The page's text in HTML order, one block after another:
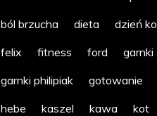
ból brzucha
dieta
dzień
felix
fitness ford
garnki
garnki philipiak
gotowanie
hebe
kaszel kawa
kot